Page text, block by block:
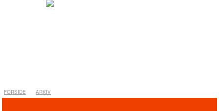
FORSIDE ARKIV